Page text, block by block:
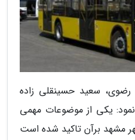
رضوی، سعید حسینقلی زاده
یکی از موضوعات مهمی
مشهد برآن تاکید شده است